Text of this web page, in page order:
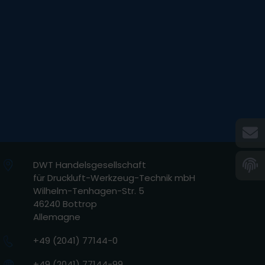
DWT Handelsgesellschaft
für Druckluft-Werkzeug-Technik mbH
Wilhelm-Tenhagen-Str. 5
46240 Bottrop
Allemagne
+49 (2041) 77144-0